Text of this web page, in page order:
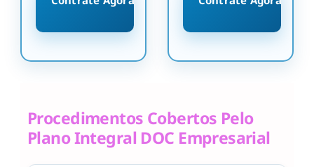
Procedimentos Cobertos Pelo
Plano Integral DOC Empresarial